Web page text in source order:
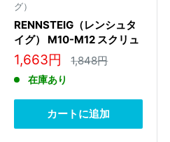
グ）
RENNSTEIG（レンシュタ
イグ） M10-M12 スクリュ
ーエキストラクター 471
003 3
販
売
価
格
1,663円 通
常
1,848円
在庫あり
カートに追加